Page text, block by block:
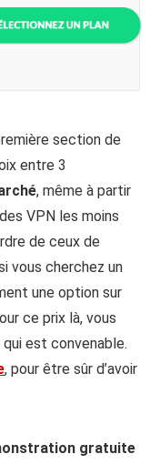
section de
entre 3
, même à partir
VPN les moins
de ceux de
vous cherchez un
une option sur
ce prix là, vous
qui est convenable.
, pour être sûr d’avoir
gratuite